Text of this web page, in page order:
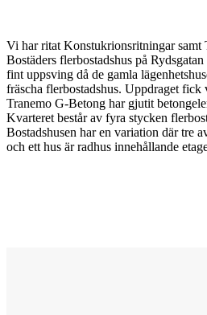
Vi har ritat Konstukrionsritningar
Bostäders flerbostadshus på
fint uppsving då de gamla
fräscha flerbostadshus. Uppdraget
Tranemo G-Betong har gjutit
Kvarteret består av fyra stycken
Bostadshusen har en variation där tre
och ett hus är radhus innehållande